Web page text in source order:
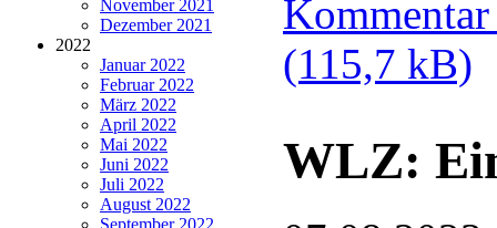
November 2021
Dezember 2021
2022
Januar 2022
Februar 2022
März 2022
April 2022
Mai 2022
Juni 2022
Juli 2022
August 2022
September 2022
(115,7 kB)
WLZ: